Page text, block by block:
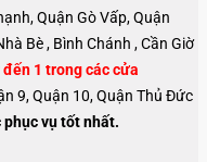
Quận Gò Vấp, Quận
Bè , Bình Chánh , Cần Giờ
1 trong các cửa
9, Quận 10, Quận Thủ Đức
vụ tốt nhất.